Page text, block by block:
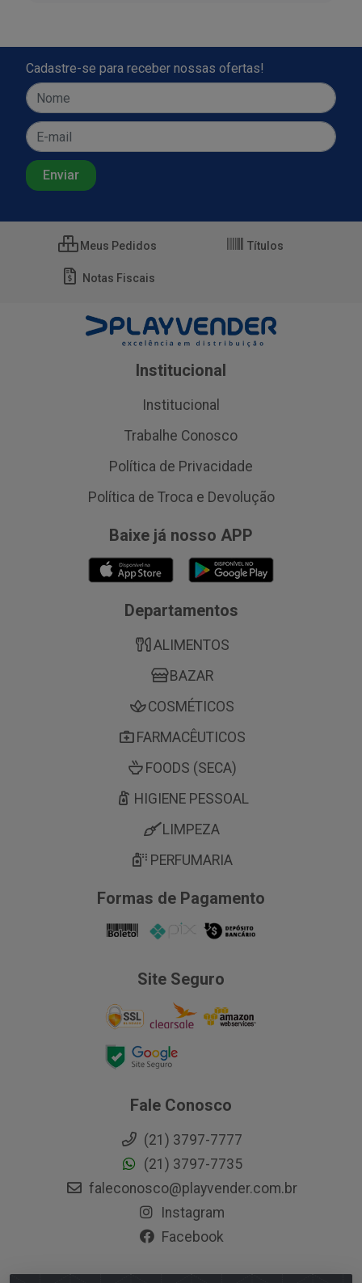
Cadastre-se para receber nossas ofertas!
Meus Pedidos Títulos
Notas Fiscais
Institucional
Institucional
Trabalhe Conosco
Política de Privacidade
Política de Troca e Devolução
Baixe já nosso APP
Departamentos
ALIMENTOS
BAZAR
COSMÉTICOS
FARMACÊUTICOS
FOODS (SECA)
HIGIENE PESSOAL
LIMPEZA
PERFUMARIA
Formas de Pagamento
Site Seguro
Fale Conosco
(21) 3797-7777
(21) 3797-7735
faleconosco@playvender.com.br
Instagram
Facebook